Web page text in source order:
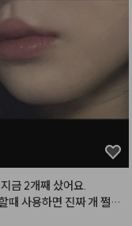
금 2개째 샀어요.
때 사용하면 진짜 개 쩔고